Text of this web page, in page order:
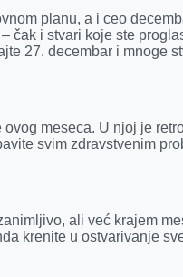
planu, a i ceo
čak i stvari koje ste
27. decembar i mnoge
meseca. U njoj je
svim zdravstvenim
ali već krajem
krenite u ostvarivanje